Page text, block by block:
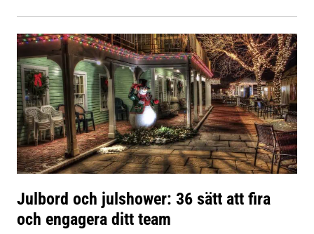
Julbord och julshower: 36 sätt att fira
och engagera ditt team